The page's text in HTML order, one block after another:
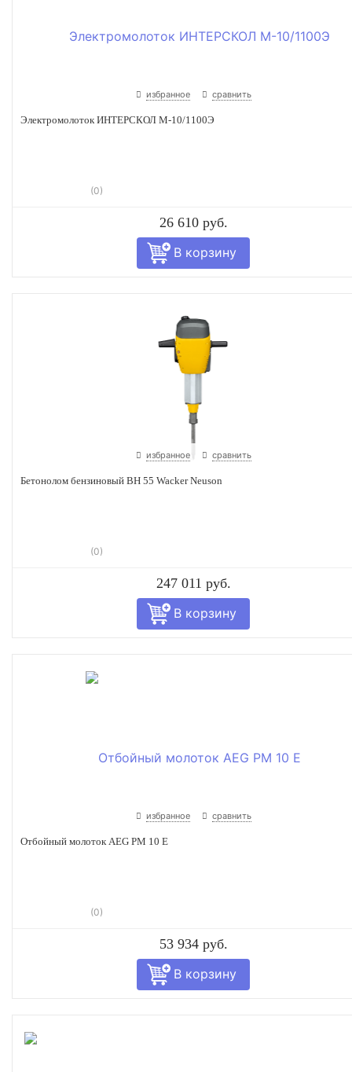
избранное сравнить
Электромолоток ИНТЕРСКОЛ М-10/1100Э
(0)
26 610 руб.
избранное сравнить
Бетонолом бензиновый BH 55 Wacker Neuson
(0)
247 011 руб.
избранное сравнить
Отбойный молоток AEG PM 10 E
(0)
53 934 руб.